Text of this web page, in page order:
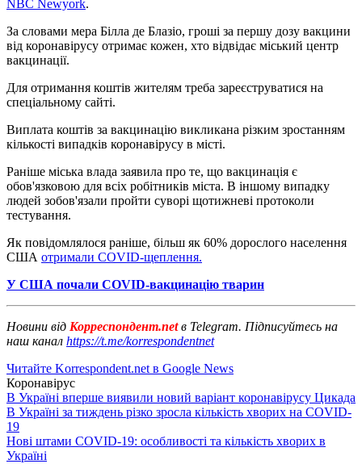
NBC Newyork.
За словами мера Білла де Блазіо, гроші за першу дозу вакцини
від коронавірусу отримає кожен, хто відвідає міський центр
вакцинації.
Для отримання коштів жителям треба зареєструватися на
спеціальному сайті.
Виплата коштів за вакцинацію викликана різким зростанням
кількості випадків коронавірусу в місті.
Раніше міська влада заявила про те, що вакцинація є
обов'язковою для всіх робітників міста. В іншому випадку
людей зобов'язали пройти суворі щотижневі протоколи
тестування.
Як повідомлялося раніше, більш як 60% дорослого населення
США отримали COVID-щеплення.
У США почали COVID-вакцинацію тварин
Новини від Корреспондент.netв Telegram. Підписуйтесь на
наш канал https://t.me/korrespondentnet
Читайте Korrespondent.net в Google News
Коронавірус
В Україні вперше виявили новий варіант коронавірусу Цикада
В Україні за тиждень різко зросла кількість хворих на COVID-
19
Нові штами COVID-19: особливості та кількість хворих в
Україні